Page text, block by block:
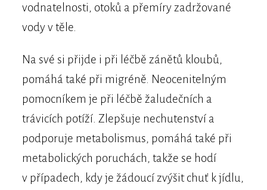
vodnatelnosti, otoků a přemíry zadržované
vody v těle.
Na své si přijde i při léčbě zánětů kloubů,
pomáhá také při migréně. Neocenitelným
pomocníkem je při léčbě žaludečních a
trávicích potíží. Zlepšuje nechutenství a
podporuje metabolismus, pomáhá také při
metabolických poruchách, takže se hodí
v případech, kdy je žádoucí zvýšit chuť k jídlu,